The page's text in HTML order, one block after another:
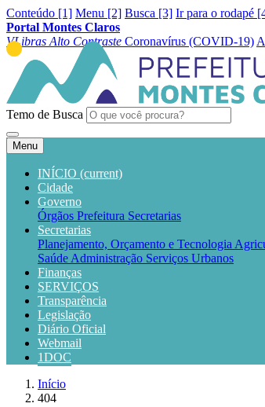
Conteúdo [1] Menu [2] Busca [3] Ir para o rodapé
Portal Montes Claros
VLibras Alto Contraste Coronavírus (COVID-19)
Temo de Busca
Menu
INÍCIO (current)
Cidade
Governo
Órgãos Prefeitura Secretarias
Secretarias
Planejamento, Orçamento e Tecnologia
Saúde Administração Serviços Urbanos
Finanças
SERVIÇOS
Transparência
Legislação
Diário Oficial
Webmail
1DOC
Início
404